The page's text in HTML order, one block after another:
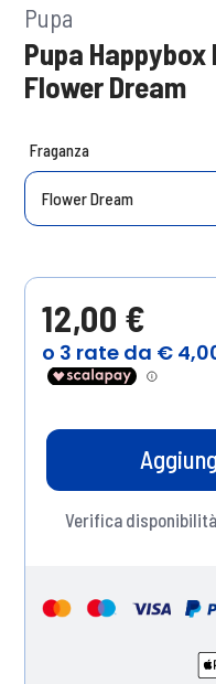
Pupa
Pupa
Flower Dream
Fraganza
Flower Dream
12,00 €
Verifica